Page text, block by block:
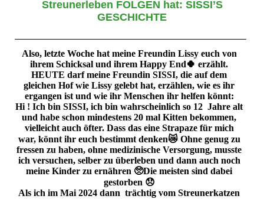
Streunerleben FOLGEN hat: SISSI’S
GESCHICHTE
Also, letzte Woche hat meine Freundin Lissy euch von
ihrem Schicksal und ihrem Happy End🍀 erzählt.
HEUTE darf meine Freundin SISSI, die auf dem
gleichen Hof wie Lissy gelebt hat, erzählen, wie es ihr
ergangen ist und wie ihr Menschen ihr helfen könnt:
Hi ! Ich bin SISSI, ich bin wahrscheinlich so 12 Jahre alt
und habe schon mindestens 20 mal Kitten bekommen,
vielleicht auch öfter. Dass das eine Strapaze für mich
war, könnt ihr euch bestimmt denken😿 Ohne genug zu
fressen zu haben, ohne medizinische Versorgung, musste
ich versuchen, selber zu überleben und dann auch noch
meine Kinder zu ernähren 🥺Die meisten sind dabei
gestorben 😞
Als ich im Mai 2024 dann trächtig vom Streunerkatzen